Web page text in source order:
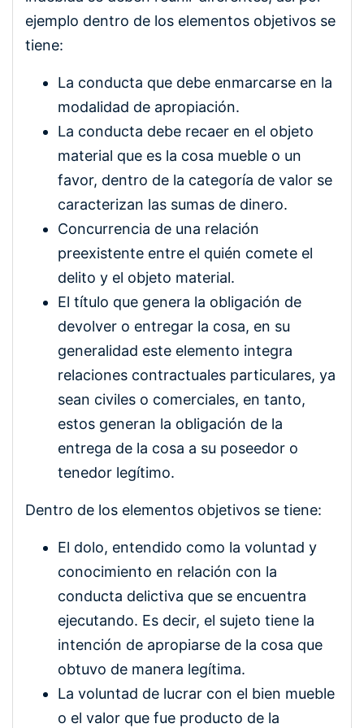
ejemplo dentro de los elementos objetivos se
tiene:
La conducta que debe enmarcarse en la
modalidad de apropiación.
La conducta debe recaer en el objeto
material que es la cosa mueble o un
favor, dentro de la categoría de valor se
caracterizan las sumas de dinero.
Concurrencia de una relación
preexistente entre el quién comete el
delito y el objeto material.
El título que genera la obligación de
devolver o entregar la cosa, en su
generalidad este elemento integra
relaciones contractuales particulares, ya
sean civiles o comerciales, en tanto,
estos generan la obligación de la
entrega de la cosa a su poseedor o
tenedor legítimo.
Dentro de los elementos objetivos se tiene:
El dolo, entendido como la voluntad y
conocimiento en relación con la
conducta delictiva que se encuentra
ejecutando. Es decir, el sujeto tiene la
intención de apropiarse de la cosa que
obtuvo de manera legítima.
La voluntad de lucrar con el bien mueble
o el valor que fue producto de la